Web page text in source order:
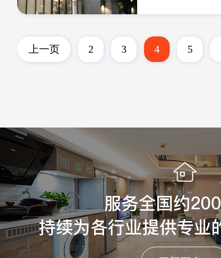
上一页 2 3 4 5
服务全国约
持续为各行业提供专业